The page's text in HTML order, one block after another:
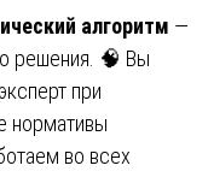
алгоритм —
решения. 🧠 Вы
при
нормативы
во всех